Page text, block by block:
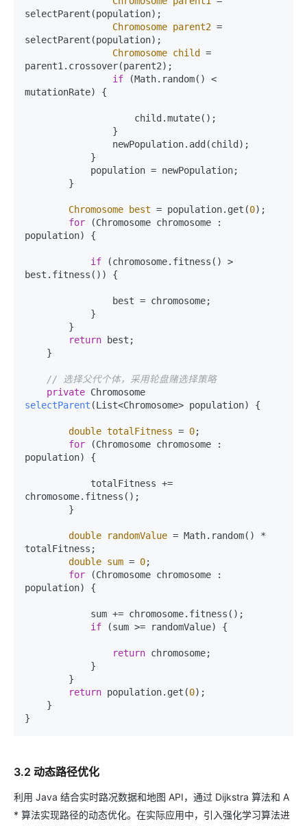
selectParent(population);
Chromosome parent2 =
selectParent(population);
Chromosome child
=
parent1.crossover(parent2);
if (Math.random() <
mutationRate) {
Chromosome best = population.get(0);
for (Chromosome chromosome :
population) {
if (chromosome.fitness() >
best.fitness()) {
return best;
// 选择父代个体，采用轮盘赌选择策略
private
selectParent (List<Chromosome> population) {
double totalFitness = 0;
for (Chromosome chromosome :
population) {
chromosome.fitness();
double randomValue = Math.random() *
totalFitness;
double sum = 0;
for (Chromosome chromosome :
population) {
if (sum >= randomValue) {
return chromosome;
return population.get(0);
3.2 动态路径优化
利用 Java 结合实时路况数据和地图 API，通过 Dijkstra 算法和 A
* 算法实现路径的动态优化。在实际应用中，引入强化学习算法进